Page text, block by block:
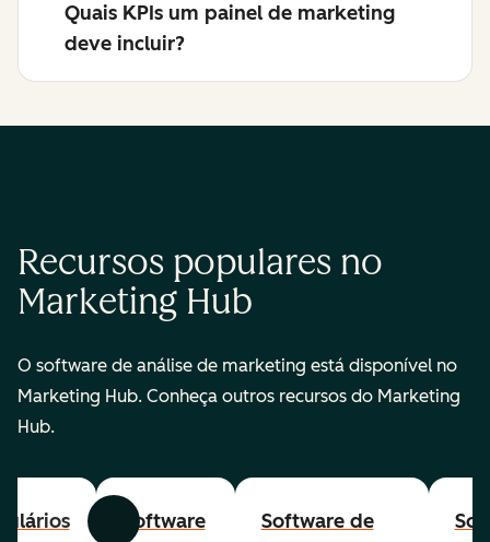
Quais KPIs um painel de marketing
deve incluir?
Recursos populares no
Marketing Hub
O software de análise de marketing está disponível no
Marketing Hub. Conheça outros recursos do Marketing
Hub.
Anterior Avançar
Software
Software de